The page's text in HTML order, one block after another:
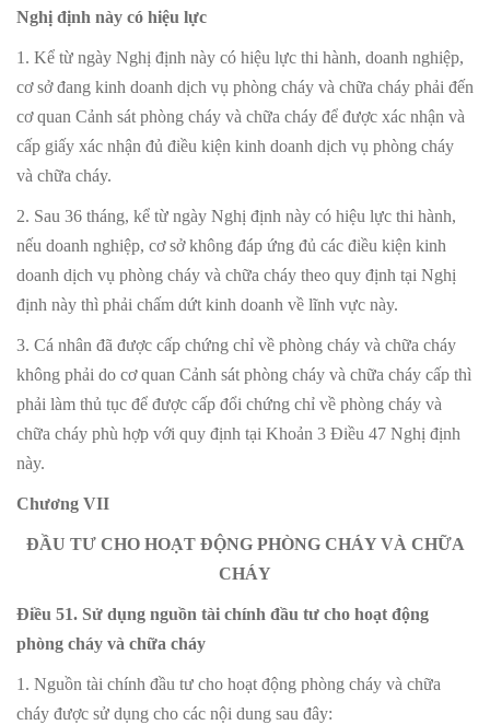
Nghị định này có hiệu lực
1. Kể từ ngày Nghị định này có hiệu lực thi hành, doanh nghiệp,
cơ sở đang kinh doanh dịch vụ phòng cháy và chữa cháy phải đến
cơ quan Cảnh sát phòng cháy và chữa cháy để được xác nhận và
cấp giấy xác nhận đủ điều kiện kinh doanh dịch vụ phòng cháy
và chữa cháy.
2. Sau 36 tháng, kể từ ngày Nghị định này có hiệu lực thi hành,
nếu doanh nghiệp, cơ sở không đáp ứng đủ các điều kiện kinh
doanh dịch vụ phòng cháy và chữa cháy theo quy định tại Nghị
định này thì phải chấm dứt kinh doanh về lĩnh vực này.
3. Cá nhân đã được cấp chứng chỉ về phòng cháy và chữa cháy
không phải do cơ quan Cảnh sát phòng cháy và chữa cháy cấp thì
phải làm thủ tục để được cấp đổi chứng chỉ về phòng cháy và
chữa cháy phù hợp với quy định tại Khoản 3 Điều 47 Nghị định
này.
Chương VII
ĐẦU TƯ CHO HOẠT ĐỘNG PHÒNG CHÁY VÀ CHỮA
CHÁY
Điều 51. Sử dụng nguồn tài chính đầu tư cho hoạt động
phòng cháy và chữa cháy
1. Nguồn tài chính đầu tư cho hoạt động phòng cháy và chữa
cháy được sử dụng cho các nội dung sau đây: